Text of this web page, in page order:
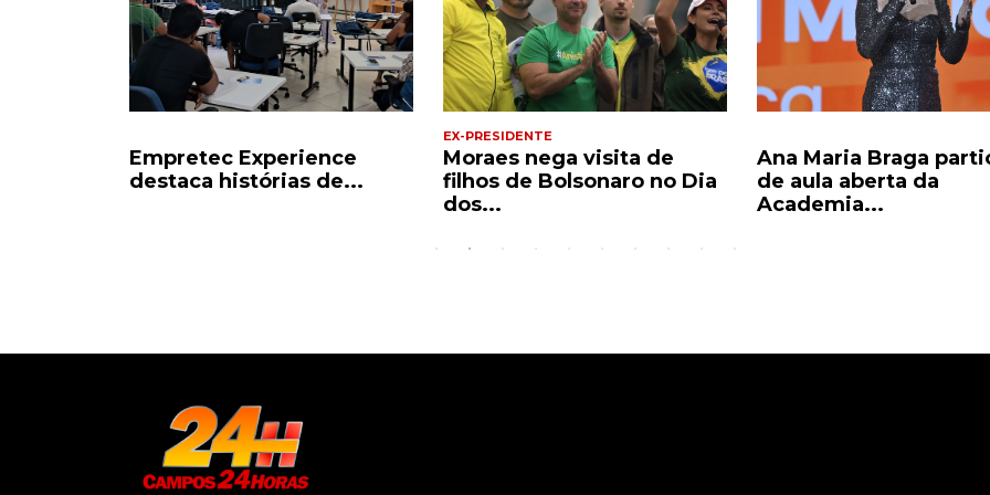
Empretec Experience
destaca histórias de...
EX-PRESIDENTE
Moraes nega visita de
filhos de Bolsonaro no Dia
dos...
Ana Maria Braga
de aula aberta da
Academia...